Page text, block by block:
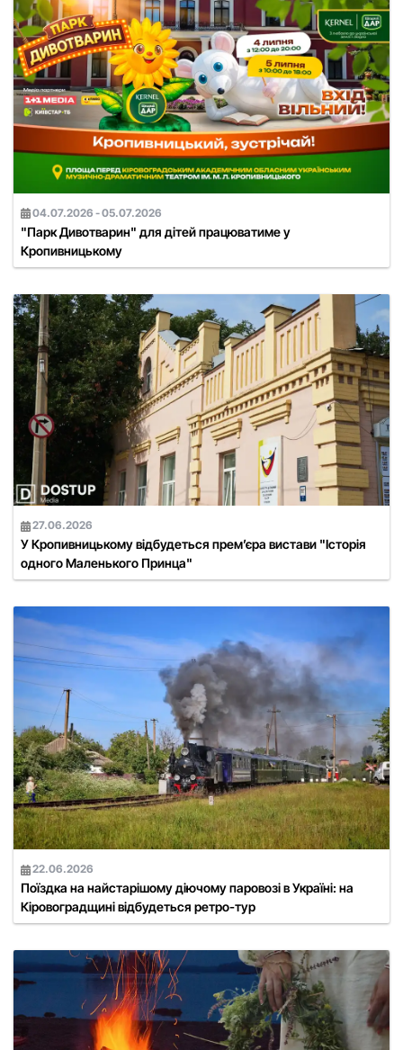
04.07.2026 - 05.07.2026
"Парк Дивотварин" для дітей працюватиме у
Кропивницькому
27.06.2026
У Кропивницькому відбудеться прем’єра вистави "Історія
одного Маленького Принца"
22.06.2026
Поїздка на найстарішому діючому паровозі в Україні: на
Кіровоградщині відбудеться ретро-тур